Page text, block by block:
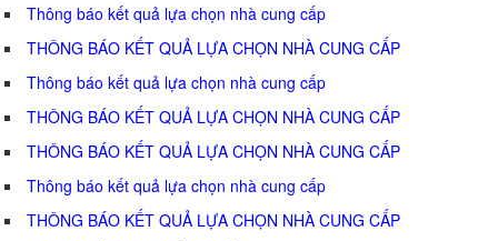
Thông báo kết quả lựa chọn nhà cung cấp
THÔNG BÁO KẾT QUẢ LỰA CHỌN NHÀ CUNG CẤP
Thông báo kết quả lựa chọn nhà cung cấp
THÔNG BÁO KẾT QUẢ LỰA CHỌN NHÀ CUNG CẤP
THÔNG BÁO KẾT QUẢ LỰA CHỌN NHÀ CUNG CẤP
Thông báo kết quả lựa chọn nhà cung cấp
THÔNG BÁO KẾT QUẢ LỰA CHỌN NHÀ CUNG CẤP